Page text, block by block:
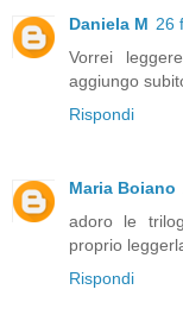
Daniela M 26
Vorrei
aggiungo
Rispondi
Maria Boiano
adoro le
proprio
Rispondi